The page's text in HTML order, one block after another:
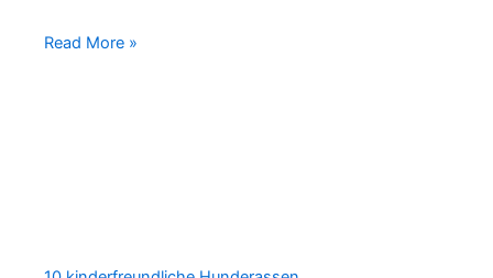
Read More »